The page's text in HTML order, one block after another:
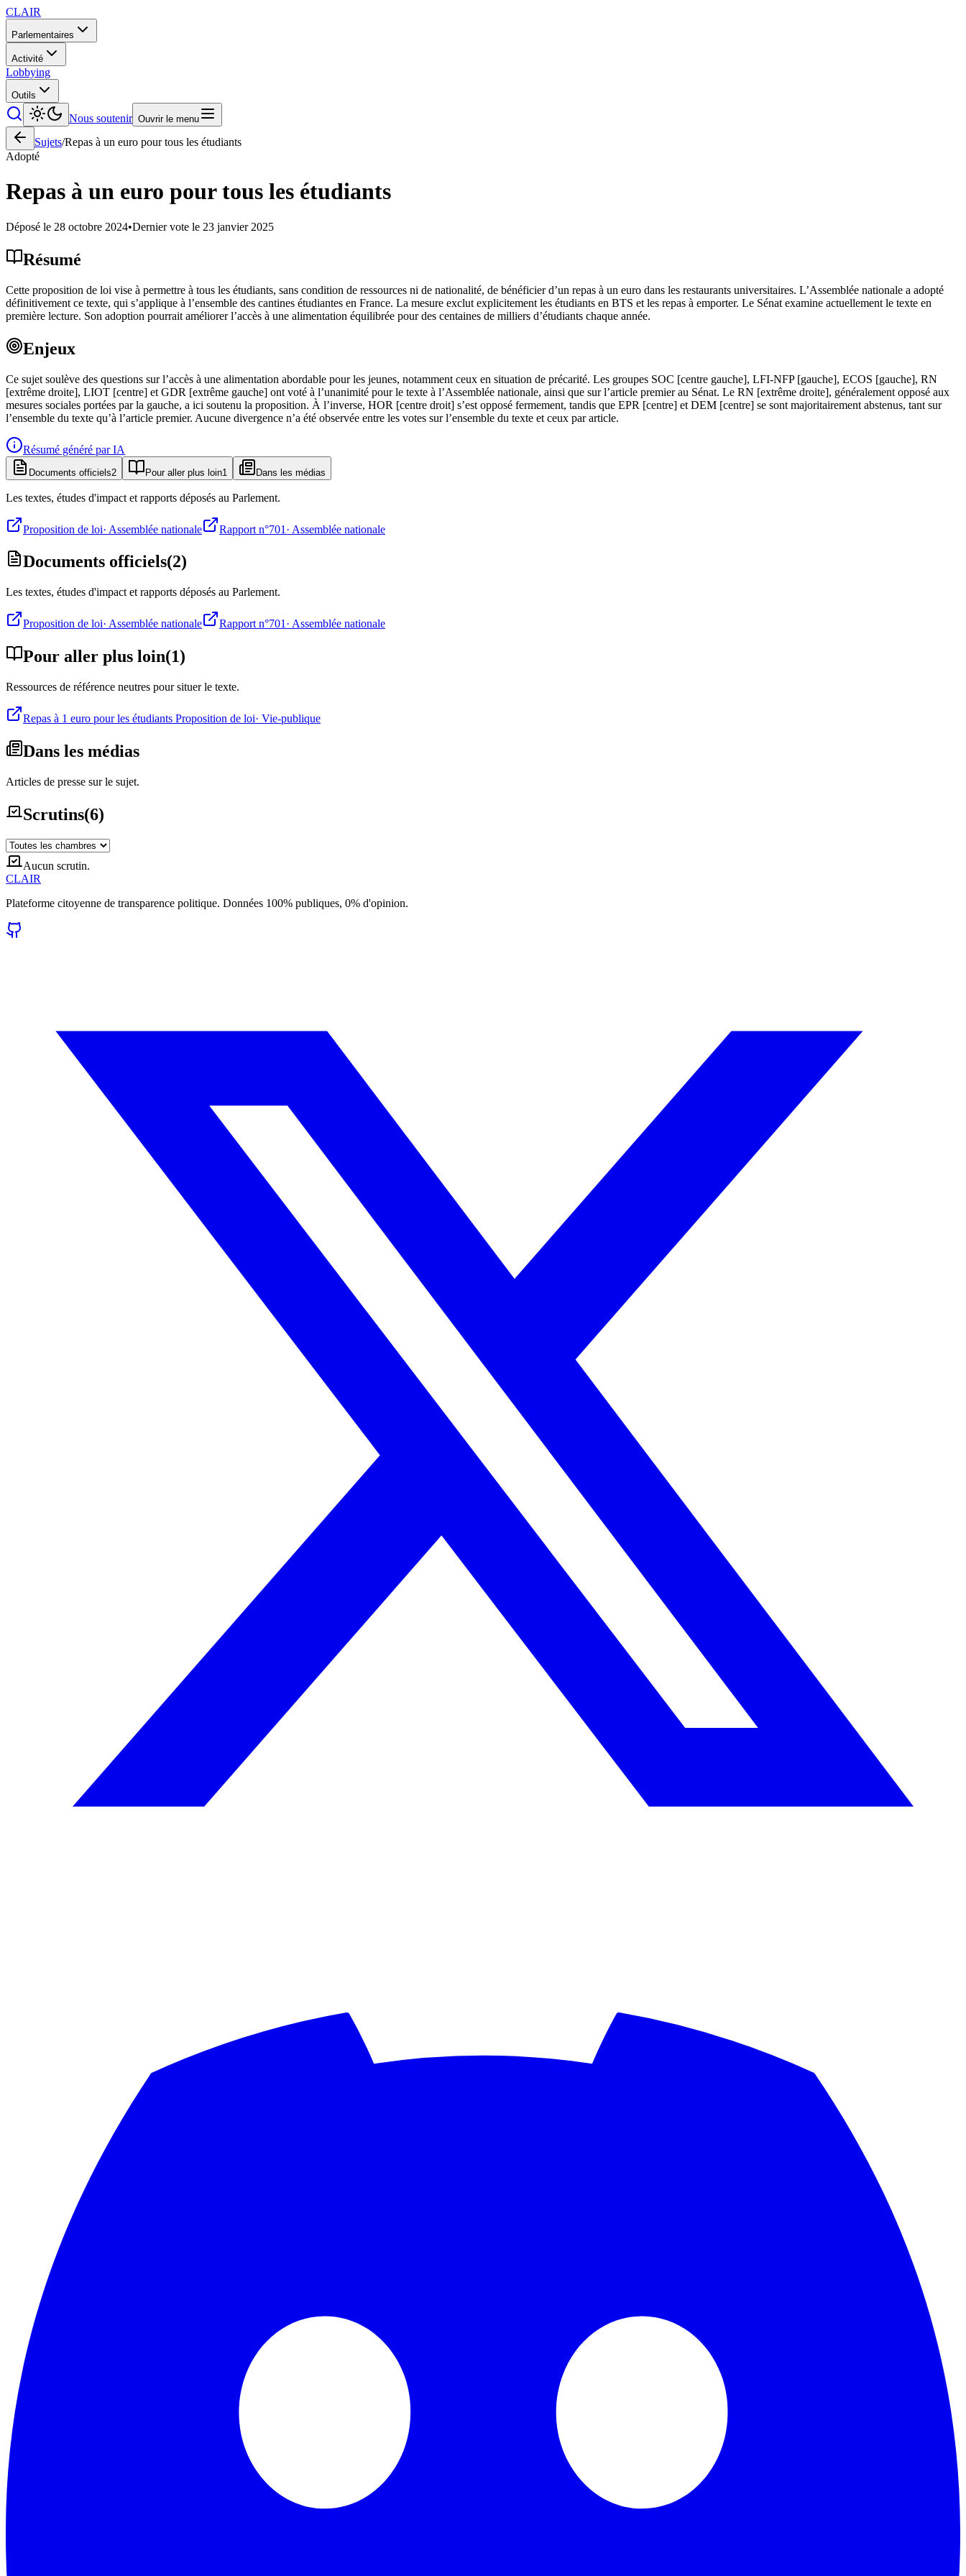
CLAIR
Parlementaires
Activité
Lobbying
Outils
Nous soutenir Ouvrir le menu
Sujets/Repas à un euro pour tous les étudiants
Adopté
Repas à un euro pour tous les étudiants
Déposé le 28 octobre 2024•Dernier vote le 23 janvier 2025
Résumé
Cette proposition de loi vise à permettre à tous les étudiants, sans condition de ressources ni de nationalité, de bénéficier d’un repas à un euro dans les restaurants universitaires. L’Assemblée nationale a adopté
définitivement ce texte, qui s’applique à l’ensemble des cantines étudiantes en France. La mesure exclut explicitement les étudiants en BTS et les repas à emporter. Le Sénat examine actuellement le texte en
première lecture. Son adoption pourrait améliorer l’accès à une alimentation équilibrée pour des centaines de milliers d’étudiants chaque année.
Enjeux
Ce sujet soulève des questions sur l’accès à une alimentation abordable pour les jeunes, notamment ceux en situation de précarité. Les groupes SOC [centre gauche], LFI-NFP [gauche], ECOS [gauche], RN
[extrême droite], LIOT [centre] et GDR [extrême gauche] ont voté à l’unanimité pour le texte à l’Assemblée nationale, ainsi que sur l’article premier au Sénat. Le RN [extrême droite], généralement opposé aux
mesures sociales portées par la gauche, a ici soutenu la proposition. À l’inverse, HOR [centre droit] s’est opposé fermement, tandis que EPR [centre] et DEM [centre] se sont majoritairement abstenus, tant sur
l’ensemble du texte qu’à l’article premier. Aucune divergence n’a été observée entre les votes sur l’ensemble du texte et ceux par article.
Résumé généré par IA
Documents officiels2 Pour aller plus loin1 Dans les médias
Les textes, études d'impact et rapports déposés au Parlement.
Proposition de loi· Assemblée nationale Rapport n°701 · Assemblée nationale
Documents officiels(2)
Les textes, études d'impact et rapports déposés au Parlement.
Proposition de loi· Assemblée nationale Rapport n°701 · Assemblée nationale
Pour aller plus loin(1)
Ressources de référence neutres pour situer le texte.
Repas à 1 euro pour les étudiants Proposition de loi· Vie-publique
Dans les médias
Articles de presse sur le sujet.
Scrutins(6)
Aucun scrutin.
CLAIR
Plateforme citoyenne de transparence politique. Données 100% publiques, 0% d'opinion.